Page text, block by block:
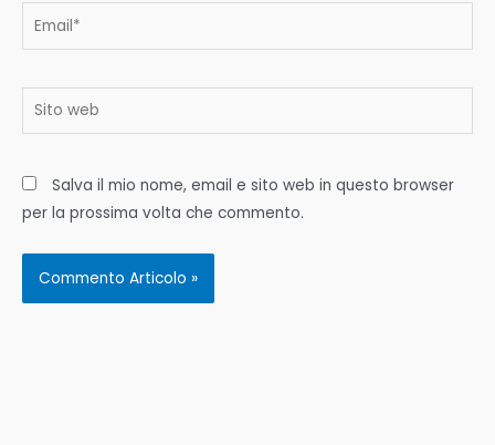
Email*
Sito
web
Salva il mio nome, email e sito web in questo browser
per la prossima volta che commento.